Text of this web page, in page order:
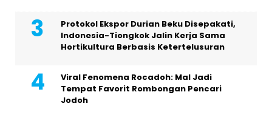
Protokol Ekspor Durian Beku Disepakati,
Indonesia-Tiongkok Jalin Kerja Sama
Hortikultura Berbasis Ketertelusuran
Viral Fenomena Rocadoh: Mal Jadi
Tempat Favorit Rombongan Pencari
Jodoh